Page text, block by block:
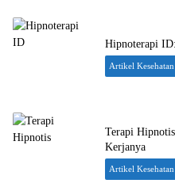
Hipnoterapi
Artikel
Terapi
Kerjanya
Artikel